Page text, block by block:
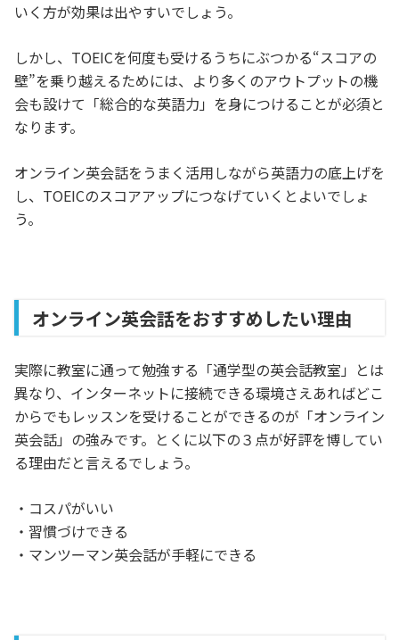
いく方が効果は出やすいでしょう。
しかし、TOEICを何度も受けるうちにぶつかる“スコアの
壁”を乗り越えるためには、より多くのアウトプットの機
会も設けて「総合的な英語力」を身につけることが必須と
なります。
オンライン英会話をうまく活用しながら英語力の底上げを
し、TOEICのスコアアップにつなげていくとよいでしょ
う。
オンライン英会話をおすすめしたい理由
実際に教室に通って勉強する「通学型の英会話教室」とは
異なり、インターネットに接続できる環境さえあればどこ
からでもレッスンを受けることができるのが「オンライン
英会話」の強みです。とくに以下の３点が好評を博してい
る理由だと言えるでしょう。
・コスパがいい
・習慣づけできる
・マンツーマン英会話が手軽にできる